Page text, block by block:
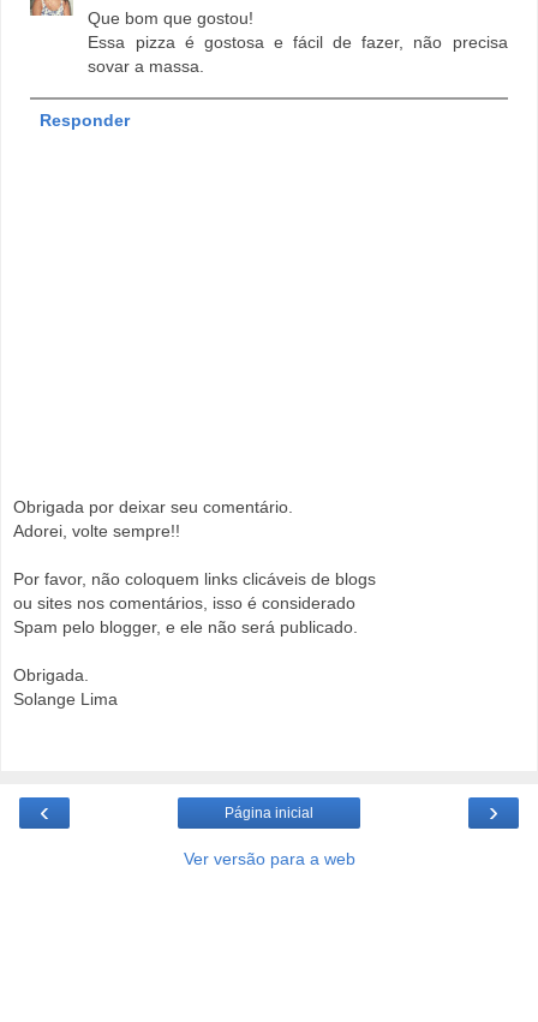
Que bom que gostou!
Essa pizza é gostosa e fácil de fazer, não precisa
sovar a massa.
Responder
Obrigada por deixar seu comentário.
Adorei, volte sempre!!
Por favor, não coloquem links clicáveis de blogs
ou sites nos comentários, isso é considerado
Spam pelo blogger, e ele não será publicado.
Obrigada.
Solange Lima
‹ ›
Página inicial
Ver versão para a web